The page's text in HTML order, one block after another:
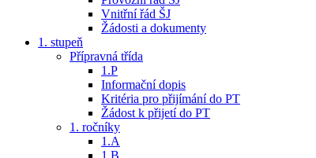
Vnitřní řád ŠJ
Žádosti a dokumenty
1. stupeň
Přípravná třída
1.P
Informační dopis
Kritéria pro přijímání do PT
Žádost k přijetí do PT
1. ročníky
1.A
1.B